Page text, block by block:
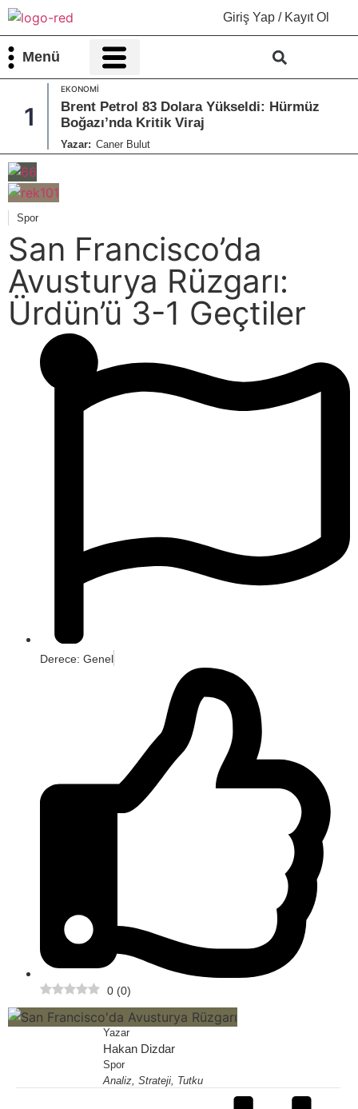
Giriş Yap / Kayıt Ol
Menü
1
EKONOMI
Brent Petrol 83 Dolara Yükseldi: Hürmüz
Boğazı’nda Kritik Viraj
Yazar: Caner Bulut
Spor
San Francisco’da
Avusturya Rüzgarı:
Ürdün’ü 3-1 Geçtiler
Derece: Genel
0 (0)
Yazar
Hakan Dizdar
Spor
Analiz, Strateji, Tutku